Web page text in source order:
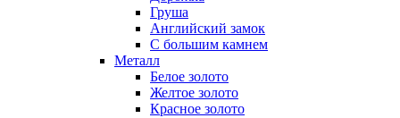
Груша
Английский замок
С большим камнем
Металл
Белое золото
Желтое золото
Красное золото